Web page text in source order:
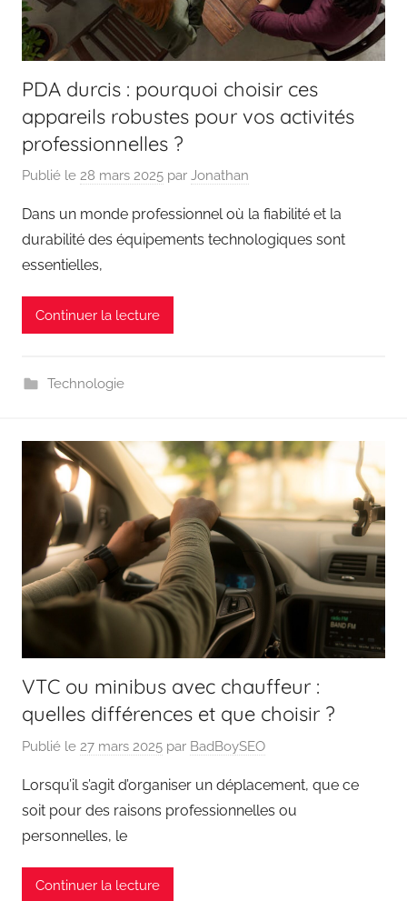
PDA durcis : pourquoi choisir ces
appareils robustes pour vos activités
professionnelles ?
Publié le 28 mars 2025 par Jonathan
Dans un monde professionnel où la fiabilité et la
durabilité des équipements technologiques sont
essentielles,
Continuer la lecture
Technologie
VTC ou minibus avec chauffeur :
quelles différences et que choisir ?
Publié le 27 mars 2025 par BadBoySEO
Lorsqu’il s’agit d’organiser un déplacement, que ce
soit pour des raisons professionnelles ou
personnelles, le
Continuer la lecture